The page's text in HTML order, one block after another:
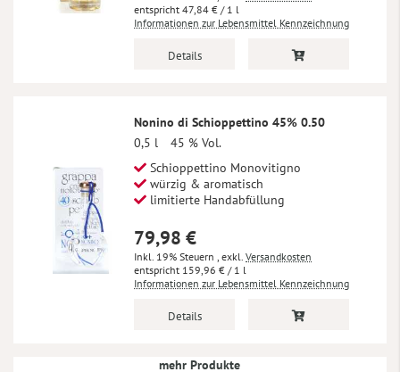
47,84 € / 1 l
Informationen zur Lebensmittel Kennzeichnung
Details
Nonino di Schioppettino 45% 0.50
0,5 l
45 % Vol.
Schioppettino Monovitigno
würzig & aromatisch
limitierte Handabfüllung
79,98 €
Inkl. 19% Steuern , exkl. Versandkosten
159,96 € / 1 l
Informationen zur Lebensmittel Kennzeichnung
Details
mehr Produkte